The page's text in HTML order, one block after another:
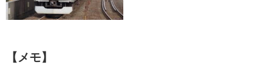
【メモ】